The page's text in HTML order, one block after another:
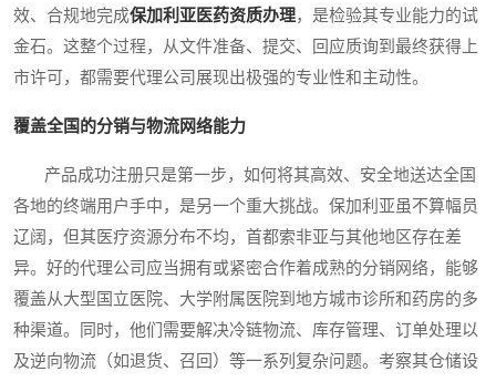
效、合规地完成保加利亚医药资质办理，是检验其专业能力的试
金石。这整个过程，从文件准备、提交、回应质询到最终获得上
市许可，都需要代理公司展现出极强的专业性和主动性。
覆盖全国的分销与物流网络能力
产品成功注册只是第一步，如何将其高效、安全地送达全国
各地的终端用户手中，是另一个重大挑战。保加利亚虽不算幅员
辽阔，但其医疗资源分布不均，首都索非亚与其他地区存在差
异。好的代理公司应当拥有或紧密合作着成熟的分销网络，能够
覆盖从大型国立医院、大学附属医院到地方城市诊所和药房的多
种渠道。同时，他们需要解决冷链物流、库存管理、订单处理以
及逆向物流（如退货、召回）等一系列复杂问题。考察其仓储设